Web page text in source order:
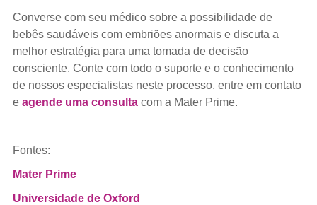
Converse com seu médico sobre a possibilidade de
bebês saudáveis com embriões anormais e discuta a
melhor estratégia para uma tomada de decisão
consciente. Conte com todo o suporte e o conhecimento
de nossos especialistas neste processo, entre em contato
e agende uma consultacom a Mater Prime.
Fontes:
Mater Prime
Universidade de Oxford